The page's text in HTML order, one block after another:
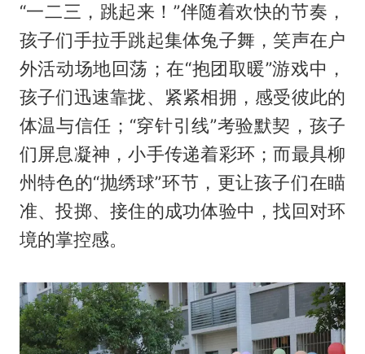
“一二三，跳起来！”伴随着欢快的节奏，
孩子们手拉手跳起集体兔子舞，笑声在户
外活动场地回荡；在“抱团取暖”游戏中，
孩子们迅速靠拢、紧紧相拥，感受彼此的
体温与信任；“穿针引线”考验默契，孩子
们屏息凝神，小手传递着彩环；而最具柳
州特色的“抛绣球”环节，更让孩子们在瞄
准、投掷、接住的成功体验中，找回对环
境的掌控感。